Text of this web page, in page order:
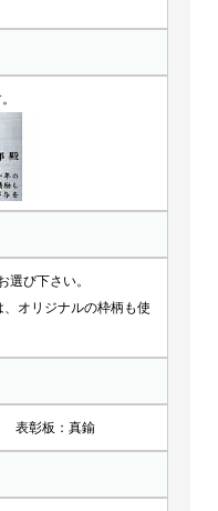
選び下さい。
オリジナルの枠柄も使
表彰板：真鍮